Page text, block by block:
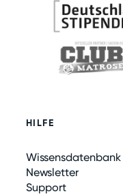
HILFE
Wissensdatenbank
Newsletter
Support